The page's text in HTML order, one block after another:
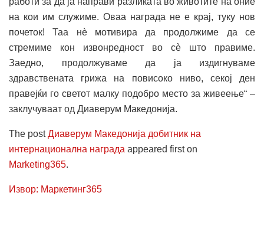
на кои им служиме. Оваа награда не е крај, туку нов
почеток! Таа нè мотивира да продолжиме да се
стремиме кон извонредност во сè што правиме.
Заедно, продолжуваме да ја издигнуваме
здравствената грижа на повисоко ниво, секој ден
правејќи го светот малку подобро место за живеење“ –
заклучуваат од Диаверум Македонија.
The postДиаверум Македонија добитник на
интернационална награда appeared first on
Marketing365.
Извор: Маркетинг365